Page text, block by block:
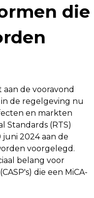
die
de vooravond
de regelgeving nu
en markten
Standards (RTS)
2024 aan de
voorgelegd.
belang voor
die een MiCA-